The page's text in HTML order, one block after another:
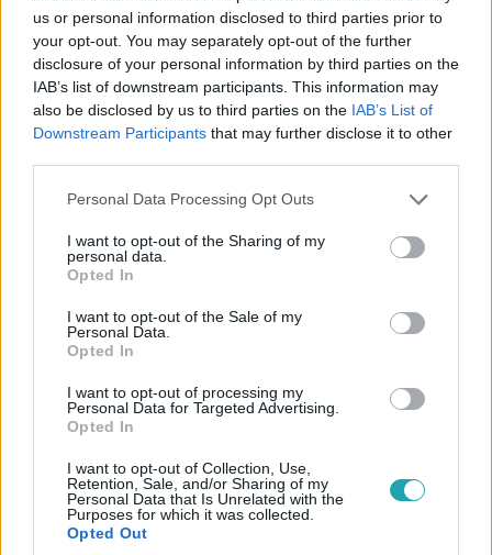
us or personal information disclosed to third parties prior to
your opt-out. You may separately opt-out of the further
disclosure of your personal information by third parties on the
IAB’s list of downstream participants. This information may
also be disclosed by us to third parties on the IAB’s List of
Downstream Participants that may further disclose it to other
Please note that this website/app uses one or more Google
not limited to your visit or usage behaviour. You may click to
grant or deny consent to Google and its third-party tags to
use your data for below specified purposes in below Google
consent section.
Personal Data Processing Opt Outs
I want to opt-out of the Sharing of my
personal data.
Opted In
I want to opt-out of the Sale of my
Personal Data.
Opted In
I want to opt-out of processing my
Personal Data for Targeted Advertising.
Opted In
I want to opt-out of Collection, Use,
Retention, Sale, and/or Sharing of my
Personal Data that Is Unrelated with the
Purposes for which it was collected.
Opted Out
Szabálytalanul és szakszerűtlenül végezte a munkát a
recski bányászcég, ezért öntötte el többször is sárlavina
a települést. Ezt állapította meg a Bányafelügyelet
vizsgálata, amelyet a Párbeszéd társelnöke kért ki. Tordai
Bence szerint a vizsgálat azt is kimondja, hogy a kárt a
bánya tulajdonosának kell megfizetnie. A károsultak már
kerestük.
Belföld
2023. október 27. 11:18
120 napja van a sárlavinát okozó recski bányának,
hogy megszüntesse a veszélyt